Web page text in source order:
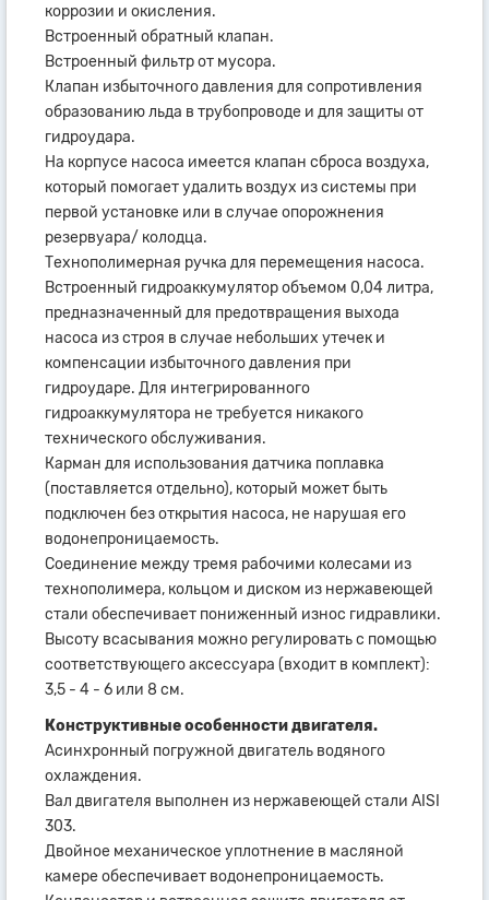
коррозии и окисления.
Встроенный обратный клапан.
Встроенный фильтр от мусора.
Клапан избыточного давления для сопротивления
образованию льда в трубопроводе и для защиты от
гидроудара.
На корпусе насоса имеется клапан сброса воздуха,
который помогает удалить воздух из системы при
первой установке или в случае опорожнения
резервуара/ колодца.
Технополимерная ручка для перемещения насоса.
Встроенный гидроаккумулятор объемом 0,04 литра,
предназначенный для предотвращения выхода
насоса из строя в случае небольших утечек и
компенсации избыточного давления при
гидроударе. Для интегрированного
гидроаккумулятора не требуется никакого
технического обслуживания.
Карман для использования датчика поплавка
(поставляется отдельно), который может быть
подключен без открытия насоса, не нарушая его
водонепроницаемость.
Соединение между тремя рабочими колесами из
технополимера, кольцом и диском из нержавеющей
стали обеспечивает пониженный износ гидравлики.
Высоту всасывания можно регулировать с помощью
соответствующего аксессуара (входит в комплект):
3,5 - 4 - 6 или 8 см.
Конструктивные особенности двигателя.
Асинхронный погружной двигатель водяного
охлаждения.
Вал двигателя выполнен из нержавеющей стали AISI
303.
Двойное механическое уплотнение в масляной
камере обеспечивает водонепроницаемость.